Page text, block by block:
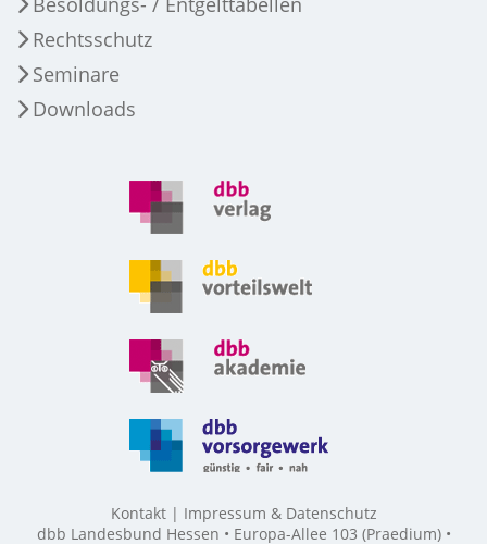
Rechtsschutz
Seminare
Downloads
Kontakt
Impressum & Datenschutz
dbb Landesbund Hessen • Europa-Allee 103 (Praedium) •